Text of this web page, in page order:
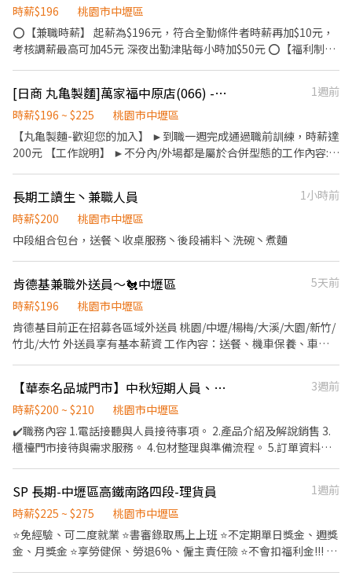
費溫馨員工餐點、停車免擔心，有免費停車場可停放汽車、摩托
三澧餐飲集團。 ----------------------------------------------------
---------------------- 『加入三澧 成為家人』共同創造無限可能。
1998年於台灣成立-日商三澧餐飲集團 HUMAX ASIA，屬於日本
Wondertable餐飲集團在台分公司。 深耕台灣多年的日本與義大利
美食連鎖品牌，旗下六大連鎖餐飲品牌包含， ★義式料理餐廳：
BELLINI CAFFÈ、BELLINI Pasta Pasta、MOLINO手工義大利麵 ★
日式鍋物餐廳：Mo-Mo-Paradise壽喜燒 ★日式天婦羅專門店：天
吉屋、吉天麩羅 全台直營店鋪皆位於各大百貨商場，並持續穩定發
展中。 -------------------------------------------------------------
------------- 【應徵須知】 ①詳閱工作內容後，請審慎提出應徵申
請。 ②履歷初審合適者，將邀請實體面談，初審資格不符者則不另
行通知。 ③錄取的實際任用職稱及薪資，依面談結果與經驗核定職
級。
時薪$196
桃園市中壢區
⭕【兼職時薪】 起薪為$196元，符合全勤條件者時薪再加$10元，
考核調薪最高可加45元 深夜出勤津貼每小時加$50元 ⭕【福利制
健檢 ★勞保、健保，6％勞退提撥 ⭕【工作說明】 《內場》:餐點製
作、食材備料、進貨盤點 《外場》:接待服務顧客、收銀結帳、環境
整潔 用最快速的速度提供美味的牛丼！ 用最有元氣的服務使顧客露
出滿意的笑容！ ★開朗活潑有笑容 ★ＳＯＰ專業流程 ★無經驗可
成為全球第一的連鎖餐飲集團。 我們堅持使用安全及高品質的食
材，當場現點現作提供美味可口的日本國民美食-牛丼/咖哩，並以
格，強調食品安全，顧客安心。不論是單獨一人、與家人一起、朋
友一起，皆可享受用餐的樂趣。
[日商 丸亀製麵]萬家福中原店(066) -長期兼職夥伴/廚助/工讀生/彈性排班
1週前
時薪$196 ~ $225
桃園市中壢區
【丸亀製麵-歡迎您的加入】 ►到職一週完成通過職前訓練，時薪達
200元 【工作說明】 ►不分內/外場都是屬於合併型態的工作內容:
08:30-23:00（面試時請於主管確認排班時間） 【薪資福利】 1. 提
供員工餐 2. 國定假日雙倍薪 3. 提供優秀同仁績效獎金 4. 久任獎金 5.
生日禮卷 6. 滿年資享特休假 7.福委會福利補助 ★★多項福利歡迎您
長期工讀生丶兼職人員
1小時前
時薪$200
桃園市中壢區
中段組合包台，送餐丶收桌服務丶後段補料丶洗碗丶煮麵
肯德基兼職外送員～🐔中壢區
5天前
時薪$196
桃園市中壢區
肯德基目前正在招募各區域外送員 桃園/中壢/楊梅/大溪/大園/新竹/
竹北/大竹 外送員享有基本薪資 工作內容：送餐、機車保養、車體
健保、免費制服 🔴周排班，時間都可彈性安排 ☎️0970703616 劉小
姐 🆔830509
【華泰名品城門市】中秋短期人員、pt人員-115/08/03-115/09/24
3週前
時薪$200 ~ $210
桃園市中壢區
✔️職務內容 1.電話接聽與人員接待事項。 2.產品介紹及解說銷售 3.
櫃檯門市接待與需求服務。 4.包材整理與準備流程。 5.訂單資料填
SP 長期-中壢區高鐵南路四段-理貨員
1週前
時薪$225 ~ $275
桃園市中壢區
⭐️免經驗、可二度就業 ⭐️書審錄取馬上上班 ⭐️不定期單日獎金、週獎
金、月獎金 ⭐️享勞健保、勞退6%、僱主責任險 ⭐️不會扣福利金!!! ⭐️